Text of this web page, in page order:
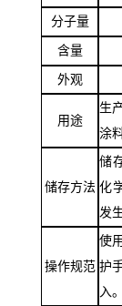
分子量
含量
外观
用途
生
涂
储存方法
储
化
发
操作规范
使
护
入。